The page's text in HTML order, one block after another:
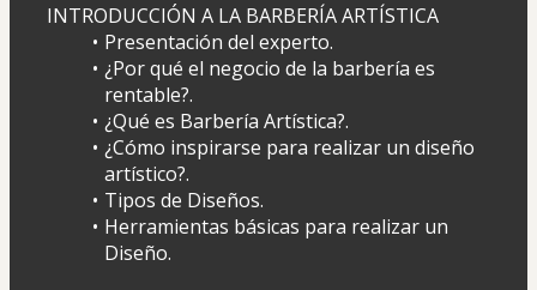
INTRODUCCIÓN A LA BARBERÍA ARTÍSTICA
Presentación del experto.
¿Por qué el negocio de la barbería es
rentable?.
¿Qué es Barbería Artística?.
¿Cómo inspirarse para realizar un diseño
artístico?.
Tipos de Diseños.
Herramientas básicas para realizar un
Diseño.